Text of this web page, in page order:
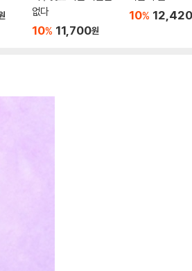
없다
10% 11,700원
10% 12,420